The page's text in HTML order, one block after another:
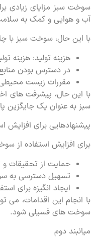
سوخت سبز مزایای زیادی
آب و هوایی و کمک به
با این حال، سوخت سبز با
هزینه تولید: هزینه
در دسترس بودن
مقررات زیست
با این حال، پیشرفت های
سبز به عنوان یک جایگزین
پیشنهادهایی برای افزایش
برای افزایش استفاده از
حمایت از تحقیقات
تسهیل دسترسی به
ایجاد انگیزه برای
با انجام این اقدامات،
سوخت های فسیلی شود.
میانبند دوم